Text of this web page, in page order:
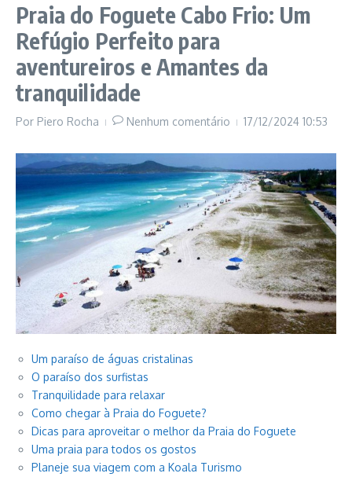
Praia do Foguete Cabo Frio: Um
Refúgio Perfeito para
aventureiros e Amantes da
tranquilidade
Por Piero Rocha Nenhum comentário 17/12/2024 10:53
Um paraíso de águas cristalinas
O paraíso dos surfistas
Tranquilidade para relaxar
Como chegar à Praia do Foguete?
Dicas para aproveitar o melhor da Praia do Foguete
Uma praia para todos os gostos
Planeje sua viagem com a Koala Turismo